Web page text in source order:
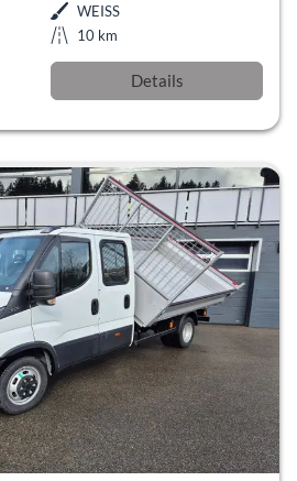
WEISS
10 km
Details